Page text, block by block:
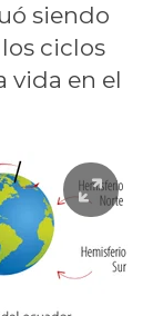
siendo
ciclos
vida en el